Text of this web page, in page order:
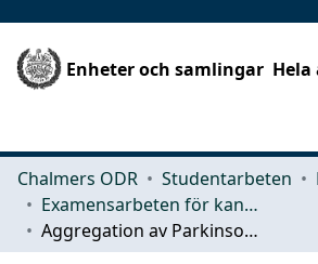
Enheter och samlingar
Chalmers ODR Studentarbeten
Examensarbeten för kandidatexamen
Aggregation av Parkinsonproteinet -synuklein (vildtyp och sjukdomsvarianterna A30P och A53T) samt interaktion med liposomer